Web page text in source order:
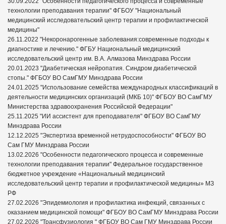
технологии преподавания терапии" ФГБОУ "Национальный
медицинский исследовательский центр терапии и профилактической
медицины"
26.11.2022 "Некоронарогенные заболевания:современные подходы к
диагностике и лечению." ФГБУ Национальный медицинский
исследовательский центр им. В.А. Алмазова Минздрава России
20.01.2023 "Диабетическая нейропатия. Синдром диабетической
стопы." ФГБОУ ВО СамГМУ Минздрава России
24.01.2025 "Использование семейства международных классификаций в
деятельности медицинских организаций (МКБ 10)" ФГБОУ ВО СамГМУ
Министерства здравоохранения Российской Федерации"
25.11.2025 "ИИ ассистент для преподавателя" ФГБОУ ВО СамГМУ
Минздрава России
12.12.2025 "Экспертиза временной нетрудоспособности" ФГБОУ ВО
Сам ГМУ Минздрава России
13.02.2026 "Особенности педагогического процесса и современные
технологии преподавания терапии" Федеральное государственное
бюджетное учреждение «Национальный медицинский
исследовательский центр терапии и профилактической медицины» МЗ
РФ
27.02.2026 "Эпидемиология и профилактика инфекций, связанных с
оказанием медицинской помощи" ФГБОУ ВО СамГМУ Минздрава России
27.02.2026 "Трансфузиология " ФГБОУ ВО Сам ГМУ Минздрава России